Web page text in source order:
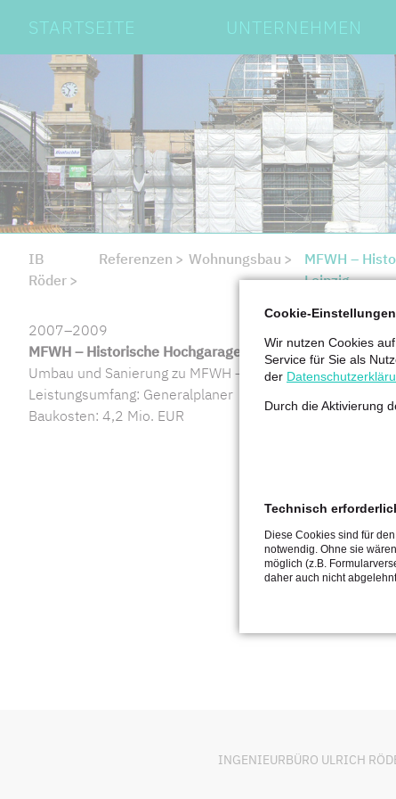
überspringen
STARTSEITE UNTERNEHMEN
IB
Röder
Referenzen Wohnungsbau
MFWH –
Leipzig
2007–2009
MFWH – Historische Hochgarage in Leipzig
Umbau und Sanierung zu MFWH – Residenz Jahnallee
Leistungsumfang: Generalplaner
Baukosten: 4,2 Mio. EUR
INGENIEURBÜRO ULRICH
Cookie-Einstellungen
Wir nutzen Cookies
Service für Sie als
der
Durch die Aktivierung
Technisch
Diese Cookies sind für
notwendig. Ohne sie
möglich (z.B.
daher auch nicht